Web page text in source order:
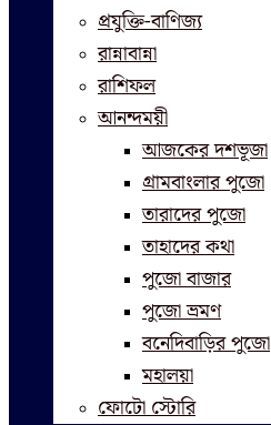
প্রযুক্তি-বাণিজ্য
রান্নাবান্না
রাশিফল
আনন্দময়ী
আজকের দশভূজা
গ্রামবাংলার পুজো
তারাদের পুজো
তাহাদের কথা
পুজো বাজার
পুজো ভ্রমণ
বনেদিবাড়ির পুজো
মহালয়া
ফোটো স্টোরি